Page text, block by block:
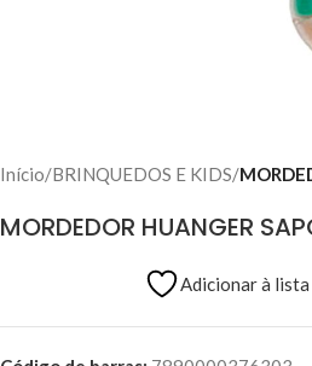
Início BRINQUEDOS E KIDS
MORDEDOR HUANGER
Adicionar à lista